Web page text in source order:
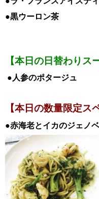
●黒ウーロン茶
【本日の日替わりス
●人参のポタージュ
【本日の数量限定ス
●赤海老とイカのジェノ